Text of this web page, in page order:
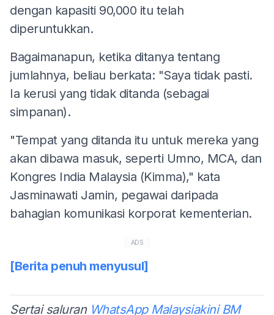
dengan kapasiti 90,000 itu telah
diperuntukkan.
Bagaimanapun, ketika ditanya tentang
jumlahnya, beliau berkata: "Saya tidak pasti.
Ia kerusi yang tidak ditanda (sebagai
simpanan).
"Tempat yang ditanda itu untuk mereka yang
akan dibawa masuk, seperti Umno, MCA, dan
Kongres India Malaysia (Kimma)," kata
Jasminawati Jamin, pegawai daripada
bahagian komunikasi korporat kementerian.
ADS
[Berita penuh menyusul]
Sertai saluran WhatsApp Malaysiakini BM